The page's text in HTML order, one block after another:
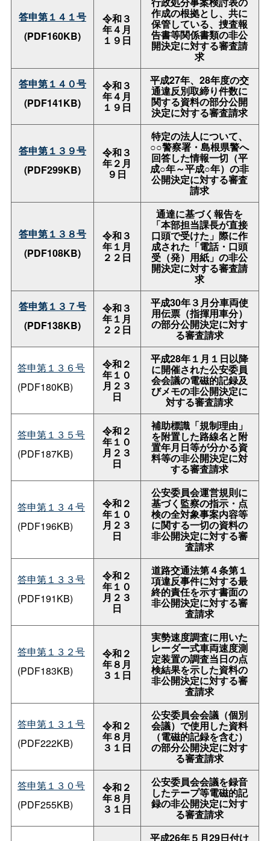
答申第１４１号
(PDF160KB)
令和３
年４月
１９日
作成の根拠とし、共に
保管している、捜査報
告書等関係書類の非公
開決定に対する審査請
求
答申第１４０号
(PDF141KB)
令和３
年４月
１９日
平成27年、28年度の交
通違反別取締り件数に
関する資料の部分公開
決定に対する審査請求
答申第１３９号
(PDF299KB)
令和３
年２月
９日
特定の法人について、
○○警察署・島根県警へ
回答した情報一切（平
成○年～平成○年）の非
公開決定に対する審査
請求
答申第１３８号
(PDF108KB)
令和３
年１月
２２日
通達に基づく報告を
「本部担当課長が直接
口頭で受けた」際に作
成された「電話・口頭
受（発）用紙」の非公
開決定に対する審査請
求
答申第１３７号
(PDF138KB)
令和３
年１月
２２日
平成30年３月分車両使
用伝票（指揮用車分）
の部分公開決定に対す
る審査請求
答申第１３６号
(PDF180KB)
令和２
年１０
月２３
日
平成28年１月１日以降
に開催された公安委員
会会議の電磁的記録及
びメモの非公開決定に
対する審査請求
答申第１３５号
(PDF187KB)
令和２
年１０
月２３
日
補助標識「規制理由」
を附置した路線名と附
置年月日等が分かる資
料等の非公開決定に対
する審査請求
答申第１３４号
(PDF196KB)
令和２
年１０
月２３
日
公安委員会運営規則に
基づく監察の指示・点
検の全対象事案内容等
に関する一切の資料の
非公開決定に対する審
査請求
答申第１３３号
(PDF191KB)
令和２
年１０
月２３
日
道路交通法第４条第１
項違反事件に対する最
終的責任を示す書面の
非公開決定に対する審
査請求
答申第１３２号
(PDF183KB)
令和２
年８月
３１日
実勢速度調査に用いた
レーダー式車両速度測
定装置の調査当日の点
検結果を示した資料の
非公開決定に対する審
査請求
答申第１３１号
(PDF222KB)
令和２
年８月
３１日
公安委員会会議（個別
会議）で使用した資料
（電磁的記録を含む）
の部分公開決定に対す
る審査請求
答申第１３０号
(PDF255KB)
令和２
年８月
３１日
公安委員会会議を録音
したテープ等電磁的記
録の非公開決定に対す
る審査請求
平成26年５月29日付け